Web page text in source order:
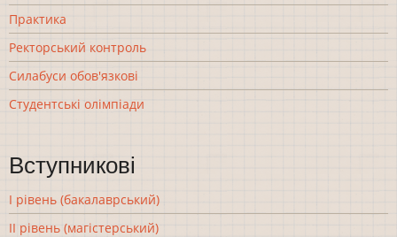
Практика
Ректорський контроль
Силабуси обов'язкові
Студентські олімпіади
Вступникові
І рівень (бакалаврський)
ІІ рівень (магістерський)